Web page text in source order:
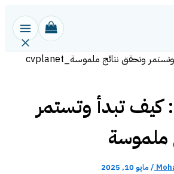
كيف تبدأ وتستمر
ملموسة
/ مايو 10, 2025